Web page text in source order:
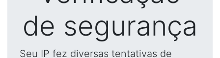
de segurança
Seu IP fez diversas tentativas de